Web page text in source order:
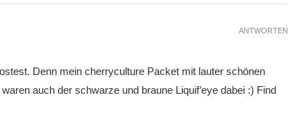
Denn mein cherryculture Packet mit lauter schönen
auch der schwarze und braune Liquif’eye dabei :) Find
ANTWORTEN